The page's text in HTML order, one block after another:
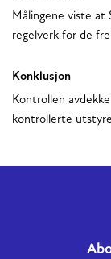
Målingene viste at
regelverk for de
Konklusjon
Kontrollen
kontrollerte